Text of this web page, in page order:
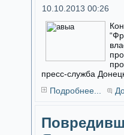
10.10.2013 00:26
пресс-служба
Подробнее...